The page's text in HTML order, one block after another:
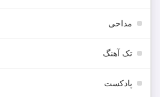
مداحی
تک آهنگ
پادکست